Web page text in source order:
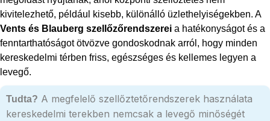
kivitelezhető, például kisebb, különálló üzlethelyiségekben. A
Vents és Blauberg szellőzőrendszerei a hatékonyságot és a
fenntarthatóságot ötvözve gondoskodnak arról, hogy minden
kereskedelmi térben friss, egészséges és kellemes legyen a
levegő.
Tudta? A megfelelő szellőztetőrendszerek használata
kereskedelmi terekben nemcsak a levegő minőségét